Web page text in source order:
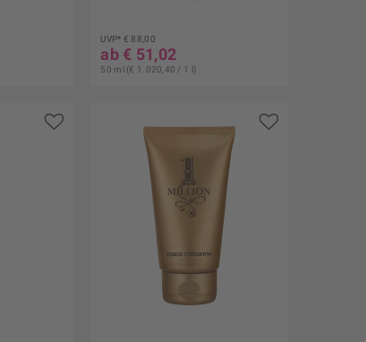
UVP* € 88,00
ab € 51,02
50 ml (€ 1.020,40 / 1 l)